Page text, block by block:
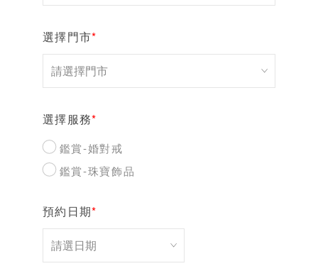
選擇門市*
選擇服務*
鑑賞-婚對戒
鑑賞-珠寶飾品
預約日期*